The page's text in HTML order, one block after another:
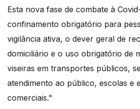
Esta nova fase de combate à
confinamento obrigatório para
vigilância ativa, o dever geral de
domiciliário e o uso obrigatório de
viseiras em transportes públicos,
atendimento ao público, escolas e
comerciais."